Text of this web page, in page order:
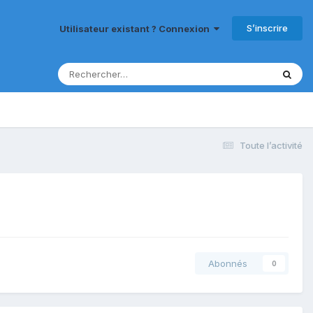
Utilisateur existant ? Connexion S’inscrire
Toute l’activité
Abonnés 0